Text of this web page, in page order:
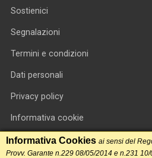
Sostienici
Segnalazioni
Termini e condizioni
Dati personali
Privacy policy
Informativa cookie
RSS feed
Informativa Cookies ai sensi del
Provv. Garante n.229 08/05/2014 e n.231